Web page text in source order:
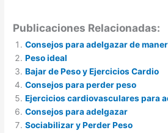
Publicaciones Relacionadas:
Consejos para adelgazar de
Peso ideal
Bajar de Peso y Ejercicios Cardio
Consejos para perder peso
Ejercicios cardiovasculares para
Consejos para adelgazar
Sociabilizar y Perder Peso